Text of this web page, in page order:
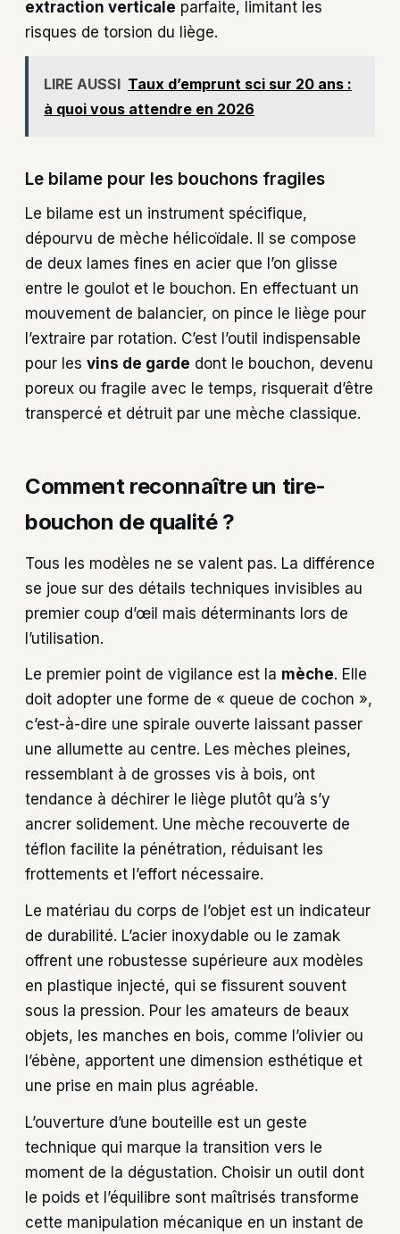
extraction verticale parfaite, limitant les
risques de torsion du liège.
LIRE AUSSI Taux d’emprunt sci sur 20 ans :
à quoi vous attendre en 2026
Le bilame pour les bouchons fragiles
Le bilame est un instrument spécifique,
dépourvu de mèche hélicoïdale. Il se compose
de deux lames fines en acier que l’on glisse
entre le goulot et le bouchon. En effectuant un
mouvement de balancier, on pince le liège pour
l’extraire par rotation. C’est l’outil indispensable
pour les vins de garde dont le bouchon, devenu
poreux ou fragile avec le temps, risquerait d’être
transpercé et détruit par une mèche classique.
Comment reconnaître un tire-
bouchon de qualité ?
Tous les modèles ne se valent pas. La différence
se joue sur des détails techniques invisibles au
premier coup d’œil mais déterminants lors de
l’utilisation.
Le premier point de vigilance est la mèche. Elle
doit adopter une forme de « queue de cochon »,
c’est-à-dire une spirale ouverte laissant passer
une allumette au centre. Les mèches pleines,
ressemblant à de grosses vis à bois, ont
tendance à déchirer le liège plutôt qu’à s’y
ancrer solidement. Une mèche recouverte de
téflon facilite la pénétration, réduisant les
frottements et l’effort nécessaire.
Le matériau du corps de l’objet est un indicateur
de durabilité. L’acier inoxydable ou le zamak
offrent une robustesse supérieure aux modèles
en plastique injecté, qui se fissurent souvent
sous la pression. Pour les amateurs de beaux
objets, les manches en bois, comme l’olivier ou
l’ébène, apportent une dimension esthétique et
une prise en main plus agréable.
L’ouverture d’une bouteille est un geste
technique qui marque la transition vers le
moment de la dégustation. Choisir un outil dont
le poids et l’équilibre sont maîtrisés transforme
cette manipulation mécanique en un instant de